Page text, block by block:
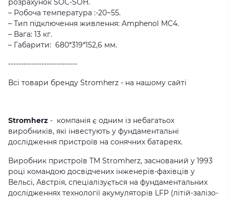
розрахунок SOC-SOH.
– Робоча температура :-20~55.
– Тип підключення живлення: Amphenol MC4.
– Вага: 13 кг.
– Габарити: 680*319*152,6 мм.
---------------------------
Всі товари бренду Stromherz - на нашому сайті
Stromherz - компанія є одним із небагатьох
виробників, які інвестують у фундаментальні
дослідження пристроїв на сонячних батареях.
Виробник пристроїв TM Stromherz, заснований у 1993
році командою досвідчених інженерів-фахівців у
Вельсі, Австрія, спеціалізується на фундаментальних
дослідженнях технології акумуляторів LFP (літій-залізо-